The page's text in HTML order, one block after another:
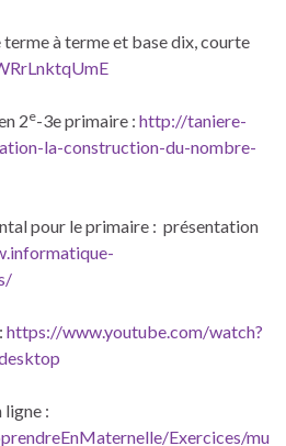
à terme et base dix, courte
2e-3e primaire : http://taniere-
la-construction-du-nombre-
pour le primaire : présentation
https://www.youtube.com/watch?
:
Exercices/mu